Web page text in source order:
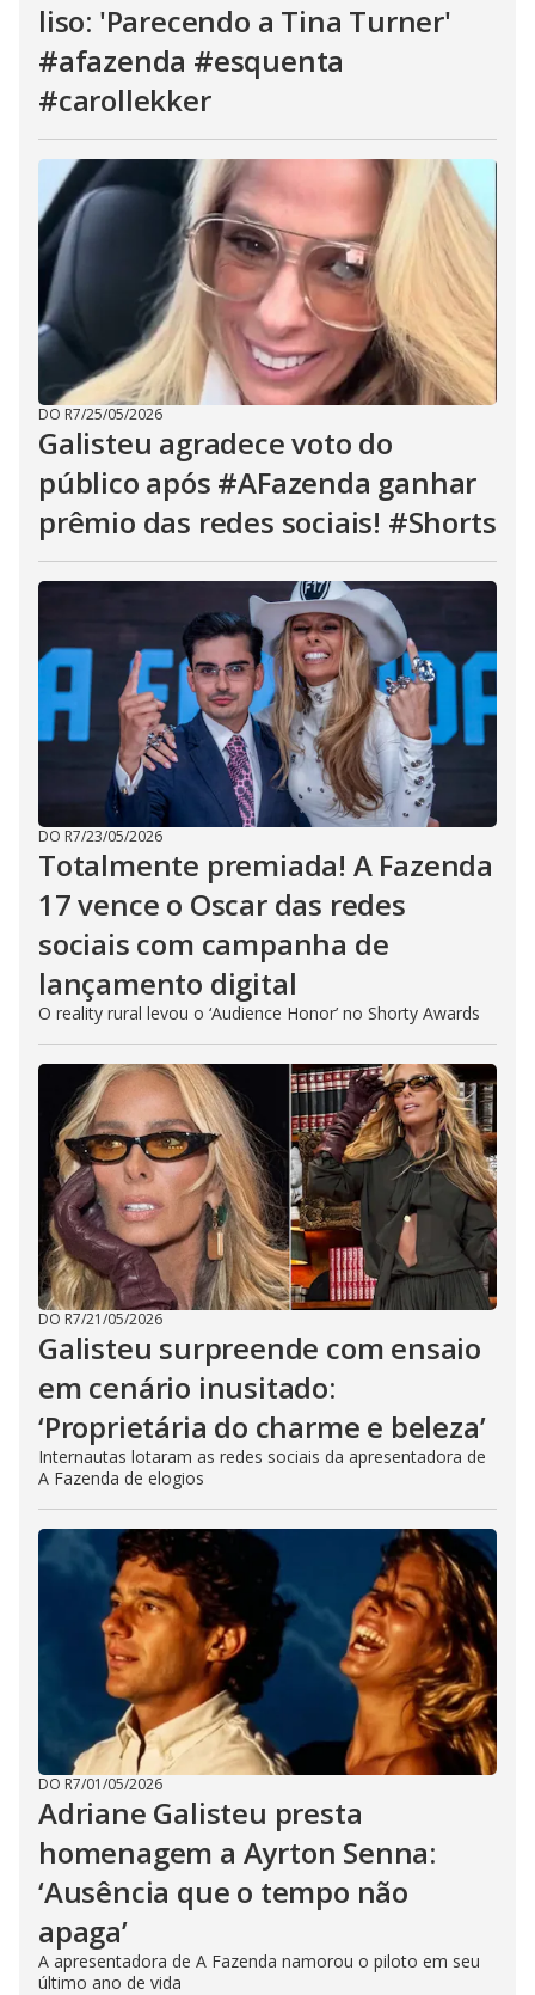
liso: 'Parecendo a Tina Turner'
#afazenda #esquenta
#carollekker
DO R7/25/05/2026
Galisteu agradece voto do
público após #AFazenda ganhar
prêmio das redes sociais! #Shorts
DO R7/23/05/2026
Totalmente premiada! A Fazenda
17 vence o Oscar das redes
sociais com campanha de
lançamento digital
O reality rural levou o ‘Audience Honor’ no Shorty Awards
DO R7/21/05/2026
Galisteu surpreende com ensaio
em cenário inusitado:
‘Proprietária do charme e beleza’
Internautas lotaram as redes sociais da apresentadora de
A Fazenda de elogios
DO R7/01/05/2026
Adriane Galisteu presta
homenagem a Ayrton Senna:
‘Ausência que o tempo não
apaga’
A apresentadora de A Fazenda namorou o piloto em seu
último ano de vida